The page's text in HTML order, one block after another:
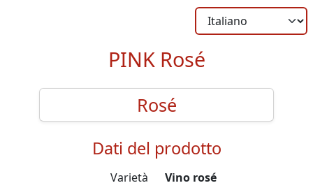
PINK Rosé
Rosé
Dati del prodotto
Varietà
Vino rosé